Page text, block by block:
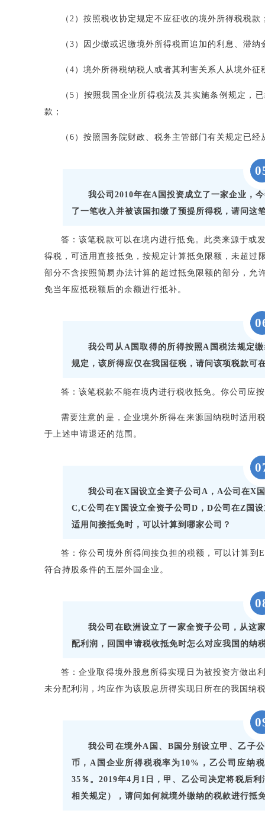
（2）按照税收协定规定不应征收的境外所得税税款
（3）因少缴或迟缴境外所得税而追加的利息、滞纳
（4）境外所得税纳税人或者其利害关系人从境外
（5）按照我国企业所得税法及其实施条例规定，
款；
（6）按照国务院财政、税务主管部门有关规定已
我公司2010年在A国投资成立了一家企业，
了一笔收入并被该国扣缴了预提所得税，请问这
答：该笔税款可以在境内进行抵免。此类来源于或
得税，可适用直接抵免，按规定计算抵免限额，未超过
部分不含按照简易办法计算的超过抵免限额的部分，允
免当年应抵税额后的余额进行抵补。
我公司从A国取得的所得按照A国税法规定
规定，该所得应仅在我国征税，请问该项税款可
答：该笔税款不能在境内进行税收抵免。你公司应
需要注意的是，企业境外所得在来源国纳税时适用
于上述申请退还的范围。
我公司在X国设立全资子公司A，A公司在X
C,C公司在Y国设立全资子公司D，D公司在Z国
适用间接抵免时，可以计算到哪家公司？
答：你公司境外所得间接负担的税额，可以计算
符合持股条件的五层外国企业。
我公司在欧洲设立了一家全资子公司，从这
配利润，回国申请税收抵免时怎么对应我国的纳
答：企业取得境外股息所得实现日为被投资方做出
未分配利润，均应作为该股息所得实现日所在的我国纳
我公司在境外A国、B国分别设立甲、乙子
币，A国企业所得税税率为10%，乙公司应纳
35％。2019年4月1日，甲、乙公司决定将税后
相关规定），请问如何就境外缴纳的税款进行抵